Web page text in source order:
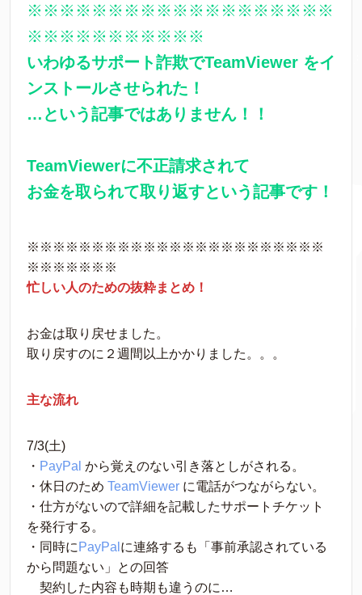
※※※※※※※※※※※※※※※※※※※
※※※※※※※※※※※
いわゆるサポート詐欺でTeamViewer をイ
ンストールさせられた！
…という記事ではありません！！
TeamViewerに不正請求されて
お金を取られて取り返すという記事です！
※※※※※※※※※※※※※※※※※※※※※※※
※※※※※※※
忙しい人のための抜粋まとめ！
お金は取り戻せました。
取り戻すのに２週間以上かかりました。。。
主な流れ
7/3(土)
・ PayPal から覚えのない引き落としがされる。
・休日のため TeamViewer に電話がつながらない。
・仕方がないので詳細を記載したサポートチケット
を発行する。
・同時に PayPal に連絡するも「事前承認されている
から問題ない」との回答
契約した内容も時期も違うのに…